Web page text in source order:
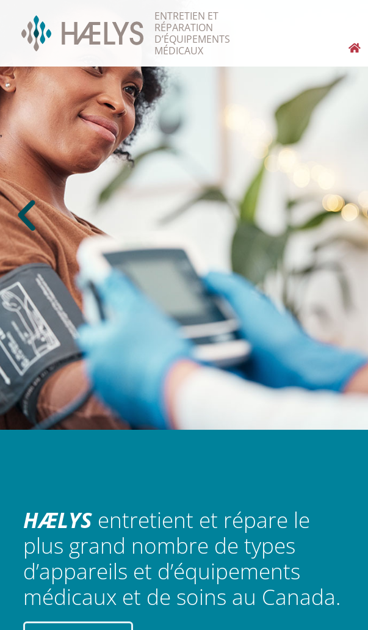
ENTRETIEN ET
RÉPARATION
D’ÉQUIPEMENTS
MÉDICAUX
HÆLYSentretient et répare le
plus grand nombre de types
d’appareils et d’équipements
médicaux et de soins au Canada.